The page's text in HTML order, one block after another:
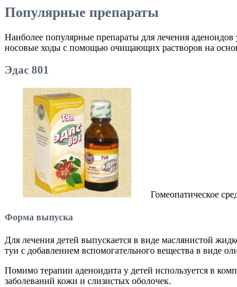
Популярные препараты
Наиболее популярные препараты для лечения
носовые ходы с помощью очищающих растворов на
Эдас 801
Гомеопатическое
Форма выпуска
Для лечения детей выпускается в виде маслянистой
туи с добавлением вспомогательного вещества в виде
Помимо терапии аденоидита у детей используется в
заболеваний кожи и слизистых оболочек.